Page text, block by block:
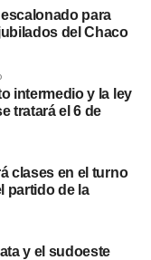
nunca solicita a
cambios
o
operar siempre
el WhatsApp
para
del Chaco
intermedio y la ley
tratará el 6 de
clases en el turno
partido de la
y el sudoeste